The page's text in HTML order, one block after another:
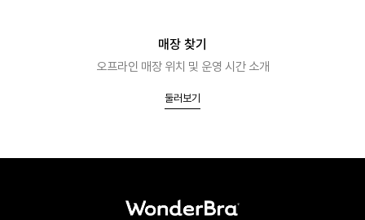
매장 찾기
오프라인 매장 위치 및 운영 시간 소개
둘러보기